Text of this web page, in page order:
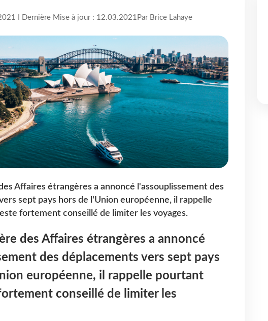
I Dernière Mise à jour : 12.03.2021 Par Brice Lahaye
Affaires étrangères a annoncé l'assouplissement des
sept pays hors de l'Union européenne, il rappelle
fortement conseillé de limiter les voyages.
des Affaires étrangères a annoncé
des déplacements vers sept pays
européenne, il rappelle pourtant
conseillé de limiter les